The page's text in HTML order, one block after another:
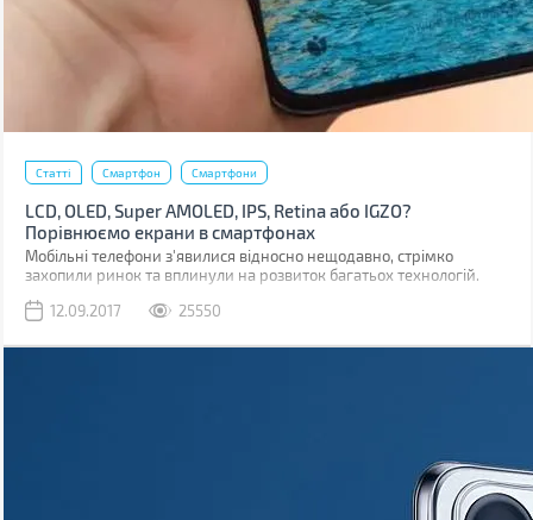
Статті Смартфон Смартфони
LCD, OLED, Super AMOLED, IPS, Retina або IGZO?
Порівнюємо екрани в смартфонах
Мобільні телефони з'явилися відносно нещодавно, стрімко
захопили ринок та вплинули на розвиток багатьох технологій.
12.09.2017
25550